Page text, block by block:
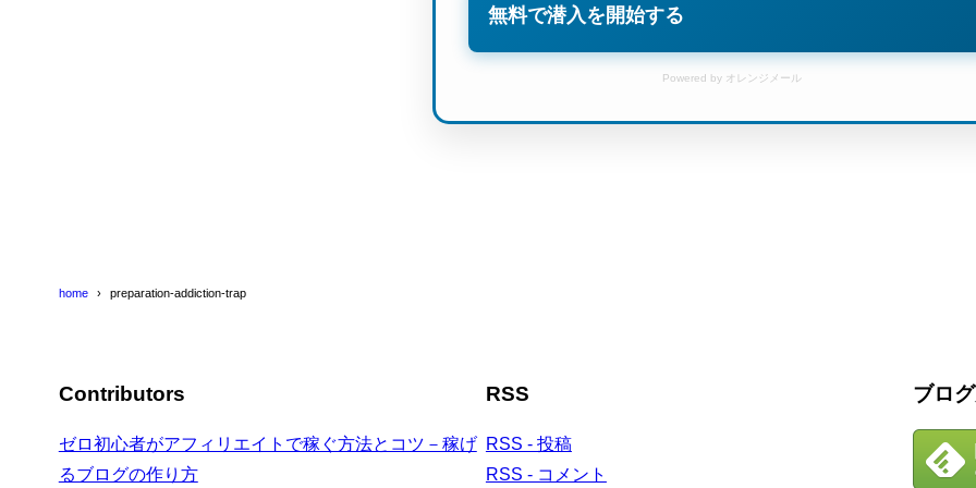
無料で潜入を開始する
Powered by オレンジメール
home preparation-addiction-trap
Contributors
ゼロ初心者がアフィリエイトで稼ぐ方法とコツ－稼げ
るブログの作り方
RSS
RSS - 投稿
RSS - コメント
ブロ